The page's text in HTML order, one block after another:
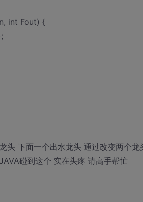
int Fout) {
头 下面一个出水龙头 通过改变两个
碰到这个 实在头疼 请高手帮忙